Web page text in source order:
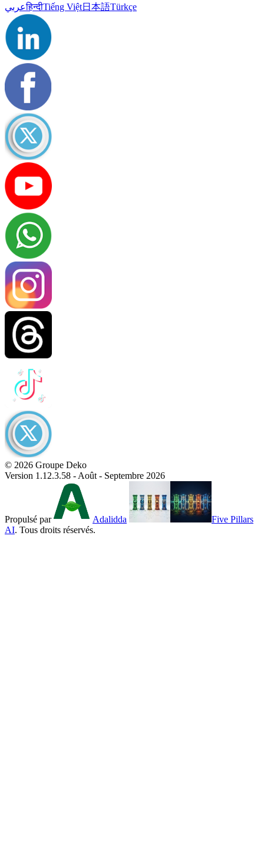
عربيहिन्दीTiếng Việt日本語Türkçe
© 2026 Groupe Deko
Version 1.12.3.58 - Août - Septembre 2026
Propulsé par Adalidda
Five Pillars
AI. Tous droits réservés.